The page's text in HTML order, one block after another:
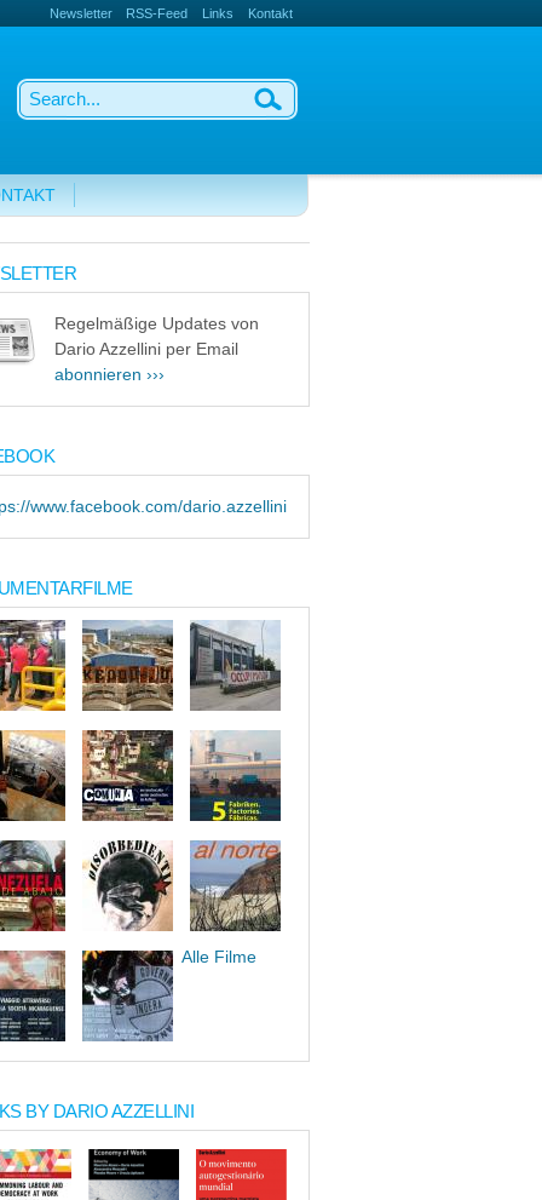
Newsletter RSS-Feed Links Kontakt
Regelmäßige Updates von
Dario Azzellini per Email
abonnieren ›››
www.facebook.com/dario.azzellini
Alle Filme
BY DARIO AZZELLINI